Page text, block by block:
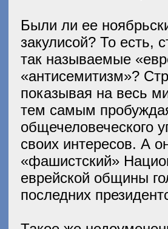
Были ли ее
закулисой? То есть,
так называемые
«антисемитизм»?
показывая на весь
тем самым
общечеловеческого
своих интересов. А
«фашистский»
еврейской общины
последних